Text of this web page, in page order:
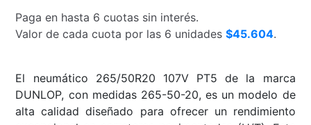
$547.250.
$273.625.
Paga en hasta 6 cuotas sin interés.
Valor de cada cuota por las 6 unidades$45.604.
El neumático 265/50R20 107V PT5 de la marca
DUNLOP, con medidas 265-50-20, es un modelo de
alta calidad diseñado para ofrecer un rendimiento